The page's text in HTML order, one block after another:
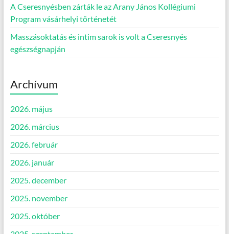
A Cseresnyésben zárták le az Arany János Kollégiumi
Program vásárhelyi történetét
Masszásoktatás és intim sarok is volt a Cseresnyés
egészségnapján
Archívum
2026. május
2026. március
2026. február
2026. január
2025. december
2025. november
2025. október